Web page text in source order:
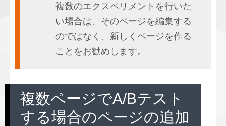
複数のエクスペリメントを行いた
い場合は、そのページを編集する
のではなく、新しくページを作る
ことをお勧めします。
複数ページでA/Bテスト
する場合のページの追加